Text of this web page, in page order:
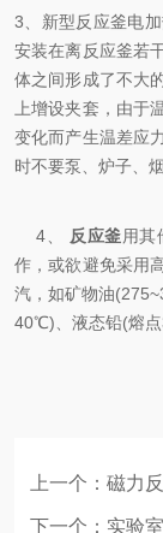
3、新型反应釜电
安装在离反应釜若
体之间形成了不大
上增设夹套，由于
变化而产生温差应
时不要泵、炉子、
4、 反应釜用其
作，或欲避免采用
汽，如矿物油
40℃)、液态铅(熔点
上一个： 磁力
下一个： 实验